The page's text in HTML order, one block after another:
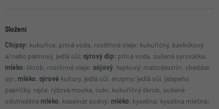
Složení
Chipsy: kukuřice, pitná voda, rostlinné oleje: kukuřičný, bavlníkový
a/nebo palmový, jedlá sůl; sýrový dip: pitná voda, sušená syrovátka:
mléko; škrob, rostlinné oleje: sójový, řepkový; maltodextrin, cheddar
sýr: mléko, sýrové kultury, jedlá sůl, enzymy; jedlá sůl, jalapeňo
papričky, rajče, rýžová mouka, cukr, kukuřičný škrob, sušené
odstředěné mléko, kaseinát sodný: mléko; kyselina: kyselina mléčná;